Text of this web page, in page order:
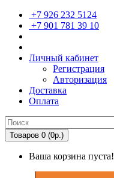
+7 926 232 5124
+7 901 781 39 10
Личный кабинет
Регистрация
Авторизация
Доставка
Оплата
Товаров 0 (0р.)
Ваша корзина пуста!